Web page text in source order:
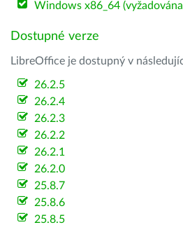
Windows x86_64
Dostupné verze
LibreOffice je dostupný v
26.2.5
26.2.4
26.2.3
26.2.2
26.2.1
26.2.0
25.8.7
25.8.6
25.8.5